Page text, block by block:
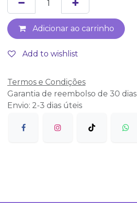
Adicionar ao carrinho
Add to wishlist
Termos e Condições
Garantia de reembolso de 30 dias
Envio: 2-3 dias úteis